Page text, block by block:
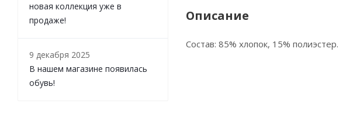
Описание
Состав: 85% хлопок, 15% полиэстер.
новая коллекция уже в
продаже!
9 декабря 2025
В нашем магазине появилась
обувь!